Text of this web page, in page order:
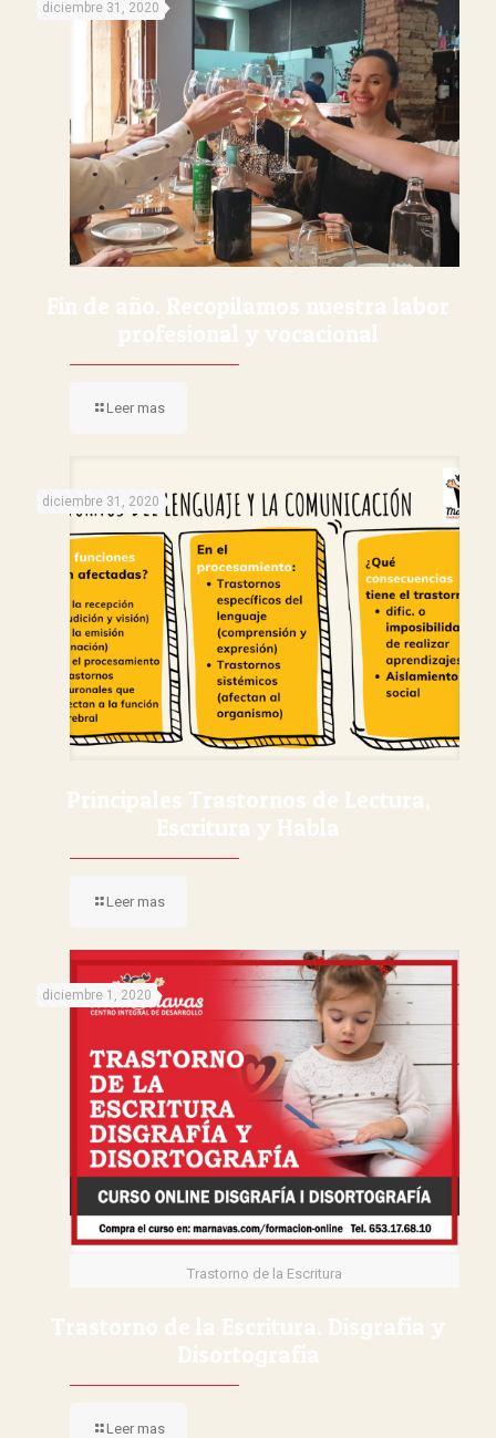
diciembre 31, 2020
Fin de año. Recopilamos nuestra labor
profesional y vocacional
Leer mas
diciembre 31, 2020
Principales Trastornos de Lectura,
Escritura y Habla
Leer mas
Trastorno de la Escritura
diciembre 1, 2020
Trastorno de la Escritura. Disgrafía y
Disortografía
Leer mas